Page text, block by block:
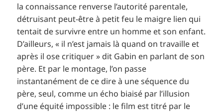
la connaissance renverse l’autorité parentale,
détruisant peut-être à petit feu le maigre lien qui
tentait de survivre entre un homme et son enfant.
D’ailleurs, « il n’est jamais là quand on travaille et
après il ose critiquer » dit Gabin en parlant de son
père. Et par le montage, l’on passe
instantanément de ce dire à une séquence du
père, seul, comme un écho biaisé par l’illusion
d’une équité impossible : le film est titré par le